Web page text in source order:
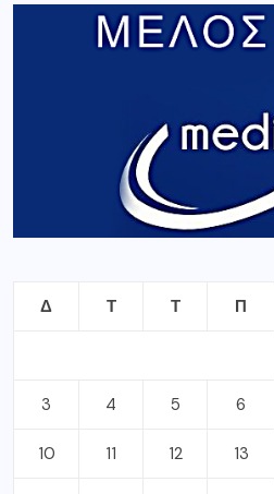
Δ Τ Τ Π
3 4 5 6
10 11 12 13